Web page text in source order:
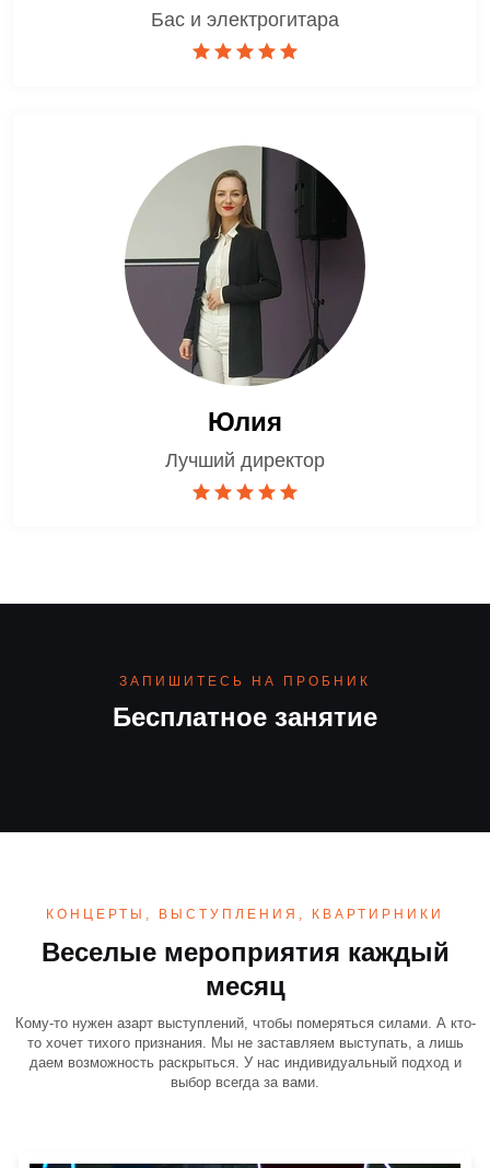
Бас и электрогитара
Юлия
Лучший директор
Бесплатное занятие
ЗАПИШИТЕСЬ НА ПРОБНИК
КОНЦЕРТЫ, ВЫСТУПЛЕНИЯ, КВАРТИРНИКИ
Веселые мероприятия каждый
месяц
Кому-то нужен азарт выступлений, чтобы померяться силами. А кто-
то хочет тихого признания. Мы не заставляем выступать, а лишь
даем возможность раскрыться. У нас индивидуальный подход и
выбор всегда за вами.